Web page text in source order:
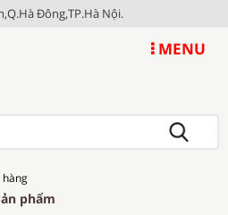
Đông,TP.Hà Nội.
MENU
hàng
phẩm